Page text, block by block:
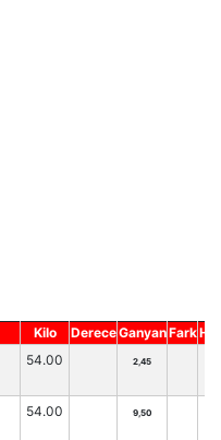
Kilo DereceGanyanFark
54.00 2,45
54.00 9,50